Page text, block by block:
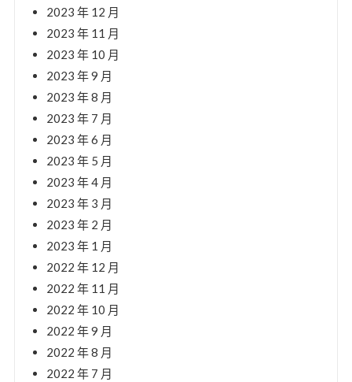
2023 年 12 月
2023 年 11 月
2023 年 10 月
2023 年 9 月
2023 年 8 月
2023 年 7 月
2023 年 6 月
2023 年 5 月
2023 年 4 月
2023 年 3 月
2023 年 2 月
2023 年 1 月
2022 年 12 月
2022 年 11 月
2022 年 10 月
2022 年 9 月
2022 年 8 月
2022 年 7 月